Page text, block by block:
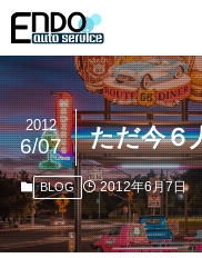
ただ今６
2012
6/07
BLOG 2012年6月7日